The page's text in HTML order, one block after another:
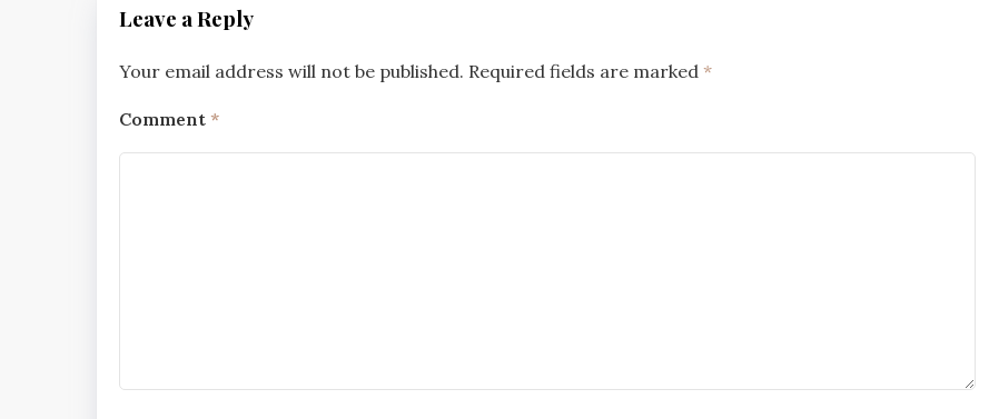
Leave a Reply
Your email address will not be published. Required fields are marked *
Comment *